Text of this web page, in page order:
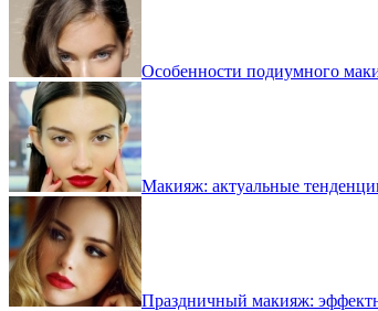
Особенности подиумного
Макияж: актуальные
Праздничный макияж: